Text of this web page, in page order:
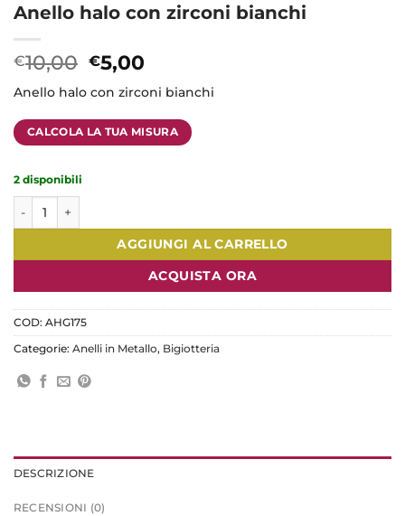
Anello halo con zirconi bianchi
€10,00 €5,00
Anello halo con zirconi bianchi
CALCOLA LA TUA MISURA
2 disponibili
AGGIUNGI AL CARRELLO
ACQUISTA ORA
COD: AHG175
Categorie: Anelli in Metallo, Bigiotteria
DESCRIZIONE
RECENSIONI (0)